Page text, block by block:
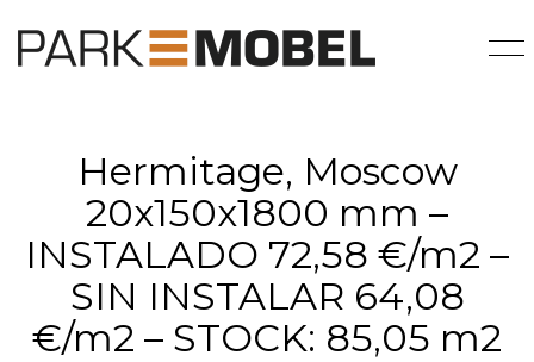
Hermitage, Moscow
20x150x1800 mm –
INSTALADO 72,58 €/m2 –
SIN INSTALAR 64,08
€/m2 – STOCK: 85,05 m2